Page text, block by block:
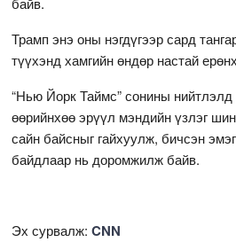
Трамп энэ оны нэгдүгээр сард
түүхэнд хамгийн өндөр настай
“Нью Йорк Таймс” сонины
өөрийнхөө эрүүл мэндийн үзлэг
сайн байсныг гайхуулж, бичсэн
байдлаар нь доромжилж байв.
Эх сурвалж:CNN